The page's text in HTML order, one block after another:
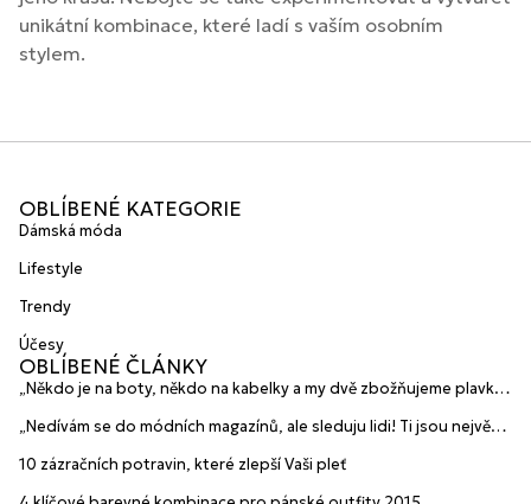
unikátní kombinace, které ladí s vaším osobním
stylem.
OBLÍBENÉ KATEGORIE
Dámská móda
Lifestyle
Trendy
Účesy
OBLÍBENÉ ČLÁNKY
„Někdo je na boty, někdo na kabelky a my dvě zbožňujeme plavky“
HANAJANA Swimwear
„Nedívám se do módních magazínů, ale sleduju lidi! Ti jsou největší
10 zázračních potravin, které zlepší Vaši pleť